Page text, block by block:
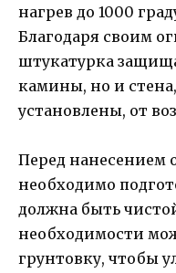
нагрев до 1000
Благодаря своим
штукатурка
камины, но и
установлены, от
Перед нанесением
необходимо
должна быть
необходимости
грунтовку, чтобы